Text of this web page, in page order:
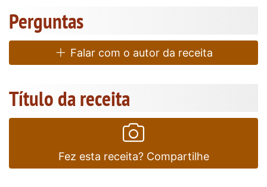
Perguntas
Falar com o autor da receita
Título da receita
Fez esta receita? Compartilhe